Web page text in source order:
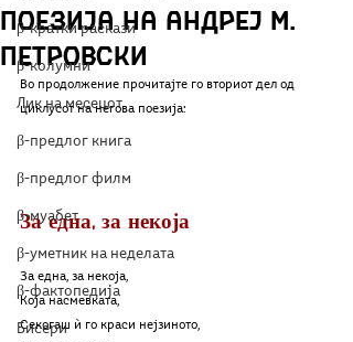
β-кратки раскази
β-колумни
Лик на месецот
β-предлог книга
β-предлог филм
β-муабет
β-уметник на неделата
β-фактопедија
Бисери
поезија на Андреј М.
Петровски
Во продолжение прочитајте го вториот дел од
циклусот на негова поезија:
За една, за некоја
За една, за некоја,
Која насмевкaта,
Секогаш ѝ го краси нејзиното,